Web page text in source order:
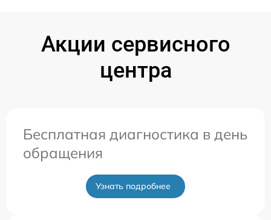
Акции сервисного
центра
Бесплатная диагностика в день
обращения
Узнать подробнее